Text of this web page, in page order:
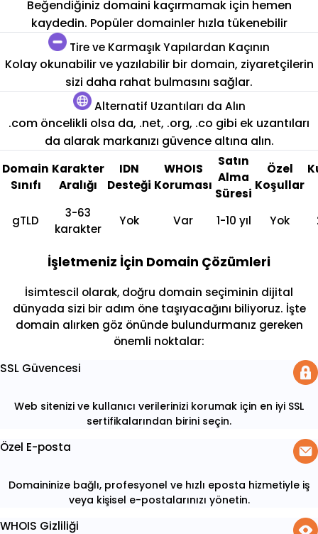
Beğendiğiniz domaini kaçırmamak için hemen
kaydedin. Popüler domainler hızla tükenebilir
Tire ve Karmaşık Yapılardan Kaçının
Kolay okunabilir ve yazılabilir bir domain, ziyaretçilerin
sizi daha rahat bulmasını sağlar.
Alternatif Uzantıları da Alın
.com öncelikli olsa da, .net, .org, .co gibi ek uzantıları
da alarak markanızı güvence altına alın.
Domain
Sınıfı
Karakter
Aralığı
IDN
Desteği
WHOIS
Koruması
Satın
Alma
Süresi
Özel
Koşullar
gTLD
3-63
karakter
Yok Var 1-10 yıl Yok
İşletmeniz İçin Domain Çözümleri
İsimtescil olarak, doğru domain seçiminin dijital
dünyada sizi bir adım öne taşıyacağını biliyoruz. İşte
domain alırken göz önünde bulundurmanız gereken
önemli noktalar:
SSL Güvencesi
Web sitenizi ve kullanıcı verilerinizi korumak için en iyi SSL
sertifikalarından birini seçin.
Özel E-posta
Domaininize bağlı, profesyonel ve hızlı eposta hizmetiyle iş
veya kişisel e-postalarınızı yönetin.
WHOIS Gizliliği